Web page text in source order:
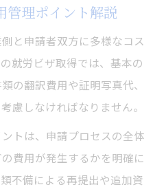
管理ポイント解説
と申請者双方に多様なコス
就労ビザ取得では、基本の
の翻訳費用や証明写真代、
慮しなければなりません。
トは、申請プロセスの全体
費用が発生するかを明確に
不備による再提出や追加資